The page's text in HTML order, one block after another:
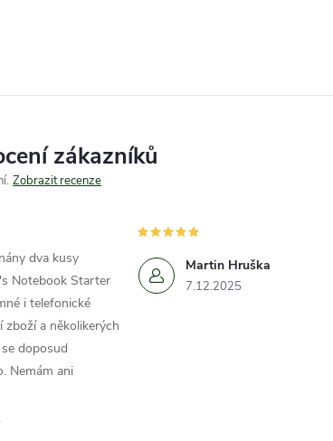
zákazníků
Zobrazit recenze
dva kusy
Notebook Starter
i telefonické
zboží a několikerých
doposud
Nemám ani
Martin Hruška
7.12.2025